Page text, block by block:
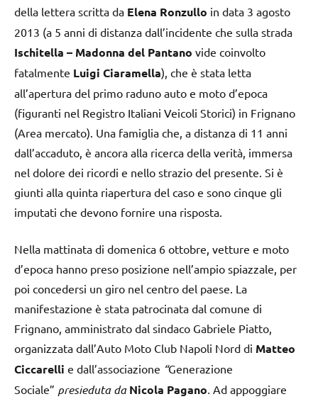
della lettera scritta da Elena Ronzullo in data 3 agosto
2013 (a 5 anni di distanza dall’incidente che sulla strada
Ischitella – Madonna del Pantano vide coinvolto
fatalmente Luigi Ciaramella), che è stata letta
all’apertura del primo raduno auto e moto d’epoca
(figuranti nel Registro Italiani Veicoli Storici) in Frignano
(Area mercato). Una famiglia che, a distanza di 11 anni
dall’accaduto, è ancora alla ricerca della verità, immersa
nel dolore dei ricordi e nello strazio del presente. Si è
giunti alla quinta riapertura del caso e sono cinque gli
imputati che devono fornire una risposta.
Nella mattinata di domenica 6 ottobre, vetture e moto
d’epoca hanno preso posizione nell’ampio spiazzale, per
poi concedersi un giro nel centro del paese. La
manifestazione è stata patrocinata dal comune di
Frignano, amministrato dal sindaco Gabriele Piatto,
organizzata dall’Auto Moto Club Napoli Nord di Matteo
Ciccarelli e dall’associazione “Generazione
Sociale” presieduta daNicola Pagano. Ad appoggiare